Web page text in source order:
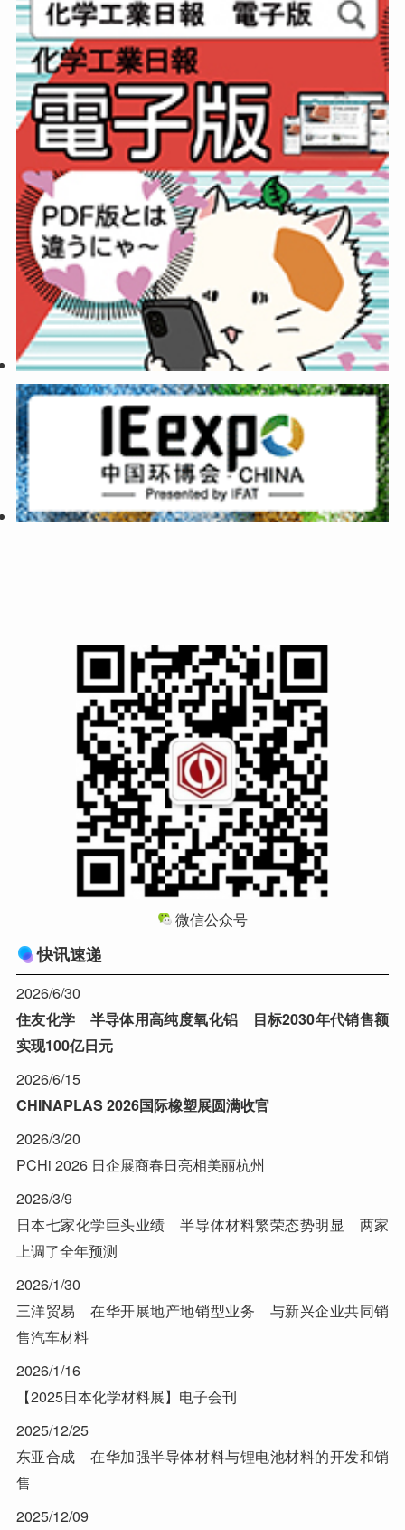
微信公众号
快讯速递
2026/6/30
住友化学 半导体用高纯度氧化铝 目标2030年代销售额
实现100亿日元
2026/6/15
CHINAPLAS 2026国际橡塑展圆满收官
2026/3/20
PCHi 2026 日企展商春日亮相美丽杭州
2026/3/9
日本七家化学巨头业绩 半导体材料繁荣态势明显 两家
上调了全年预测
2026/1/30
三洋贸易 在华开展地产地销型业务 与新兴企业共同销
售汽车材料
2026/1/16
【2025日本化学材料展】电子会刊
2025/12/25
东亚合成 在华加强半导体材料与锂电池材料的开发和销
售
2025/12/09